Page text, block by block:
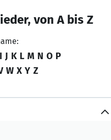
von A bis Z
I J K L M N O P
W X Y Z